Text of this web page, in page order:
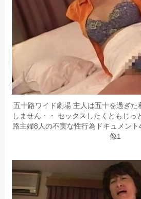
五十路ワイド劇場 主人は五十を過ぎた
しません・・ セックスしたくともじっ
路主婦8人の不実な性行為ドキュメン
像1